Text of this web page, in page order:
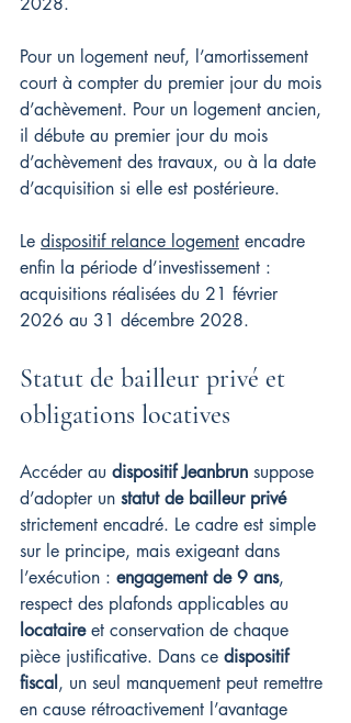
Pour un logement neuf, l’amortissement
court à compter du premier jour du mois
d’achèvement. Pour un logement ancien,
il débute au premier jour du mois
d’achèvement des travaux, ou à la date
d’acquisition si elle est postérieure.
Le dispositif relance logement encadre
enfin la période d’investissement :
acquisitions réalisées du 21 février
2026 au 31 décembre 2028.
Statut de bailleur privé et
obligations locatives
Accéder au dispositif Jeanbrun suppose
d’adopter un statut de bailleur privé
strictement encadré. Le cadre est simple
sur le principe, mais exigeant dans
l’exécution : engagement de 9 ans,
respect des plafonds applicables au
locataire et conservation de chaque
pièce justificative. Dans ce dispositif
fiscal , un seul manquement peut remettre
en cause rétroactivement l’avantage